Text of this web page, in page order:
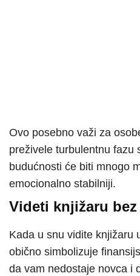
Ovo posebno važi za
preživele turbulentnu fazu
budućnosti će biti mnogo
emocionalno stabilniji.
Videti knjižaru
Kada u snu vidite knjižaru
obično simbolizuje
da vam nedostaje novca i